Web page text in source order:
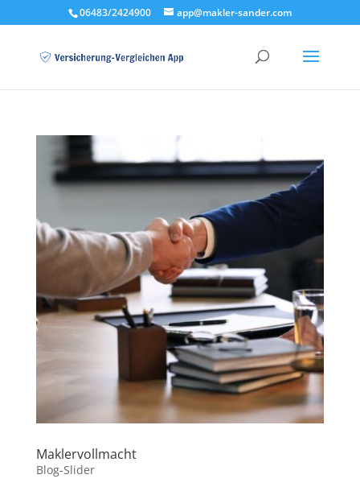
06483/2424900 app@makler-sander.com
Maklervollmacht
Blog-Slider